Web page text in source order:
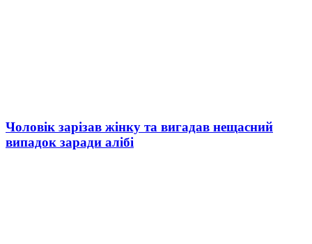
Чоловік зарізав жінку та вигадав нещасний
випадок заради алібі